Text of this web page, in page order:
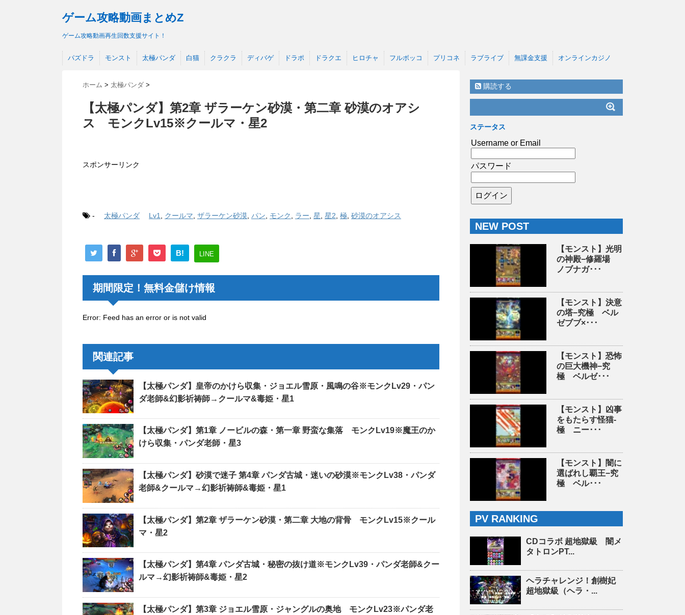
ゲーム攻略動画まとめZ
ゲーム攻略動画再生回数支援サイト！
パズドラ モンスト 太極パンダ 白猫 クラクラ ディバゲ ドラポ ドラクエ ヒロチャ フルボッコ プリコネ ラブライブ 無課金支援 オンラインカジノ
ホーム > 太極パンダ >
【太極パンダ】第2章 ザラーケン砂漠・第二章 砂漠のオアシ
ス モンクLv15※クールマ・星2
スポンサーリンク
- 太極パンダ Lv1 クールマ ザラーケン砂漠 パン モンク ラー 星 星2 極 砂漠のオアシス
B! LINE
期間限定！無料金儲け情報
Error: Feed has an error or is not valid
関連記事
【太極パンダ】皇帝のかけら収集・ジョエル雪原・風鳴の谷※モンクLv29・パン
ダ老師&幻影祈祷師→クールマ&毒姫・星1
【太極パンダ】第1章 ノービルの森・第一章 野蛮な集落 モンクLv19※魔王のか
けら収集・パンダ老師・星3
【太極パンダ】砂漠で迷子 第4章 パンダ古城・迷いの砂漠※モンクLv38・パンダ
老師&クールマ→幻影祈祷師&毒姫・星1
【太極パンダ】第2章 ザラーケン砂漠・第二章 大地の背骨 モンクLv15※クール
マ・星2
【太極パンダ】第4章 パンダ古城・秘密の抜け道※モンクLv39・パンダ老師&クー
ルマ→幻影祈祷師&毒姫・星2
【太極パンダ】第3章 ジョエル雪原・ジャングルの奥地 モンクLv23※パンダ老
購読する
ステータス
Username or Email
パスワード
NEW POST
【モンスト】光明
の神殿−修羅場
ノブナガ･･･
【モンスト】決意
の塔−究極 ベル
ゼブブ×･･･
【モンスト】恐怖
の巨大機神−究
極 ベルゼ･･･
【モンスト】凶事
をもたらす怪猫-
極 ニー･･･
【モンスト】闇に
選ばれし覇王−究
極 ベル･･･
PV RANKING
CDコラボ 超地獄級 闇メ
タトロンPT...
ヘラチャレンジ！創樹妃
超地獄級（ヘラ・...